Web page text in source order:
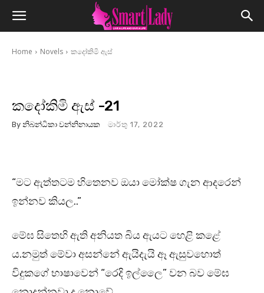
Home Novels කදෝකිමි ඇස්
කදෝකිමි ඇස් -21
By නිබන්ධිකා වන්නිනායක මාර්තු 17, 2022
“මට ඇත්තටම හිතෙනව ඔයා මෝක්ෂ ගැන ආදරෙන්
ඉන්නව කියල..”
මේඝ සිතෙහි ඇති අනියත බිය ඇයට හෙළි කළේ
ය.නමුත් මේවා අසන්නේ ඇයිදැයි ඈ ඇසුවහොත්
විදුකගේ භාෂාවෙන් “රෙදි ඉල්ලෛ” වන බව මේඝ